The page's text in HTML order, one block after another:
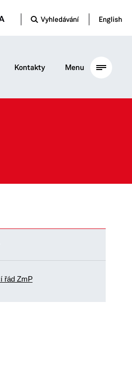
Vyhledávání English
Kontakty Menu
řád ZmP